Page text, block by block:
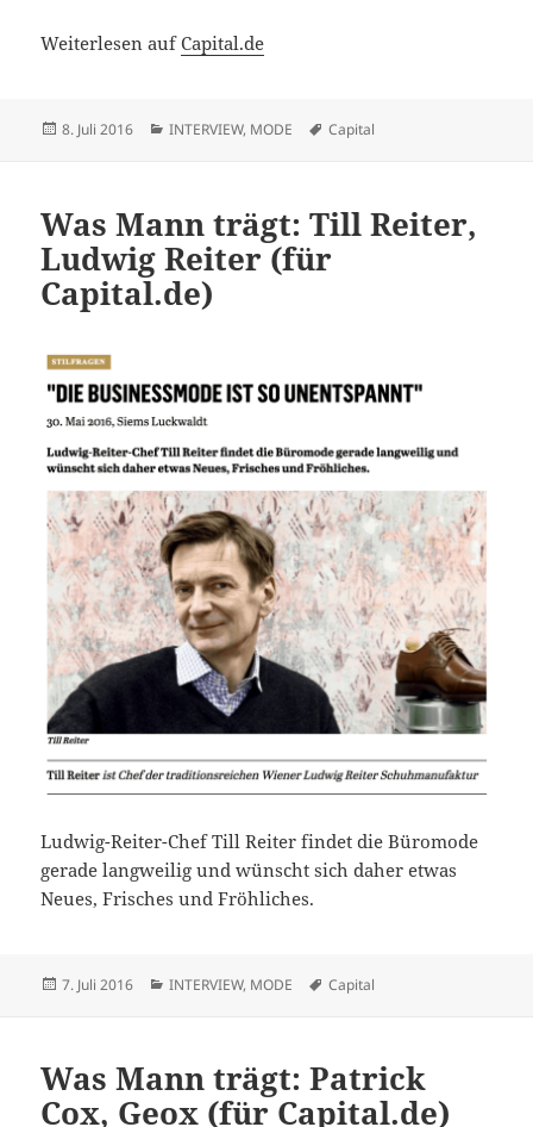
Weiterlesen aufCapital.de
Veröffentlicht
8. Juli 2016 Kategorien
INTERVIEW, MODE Schlagwörter
Capital
Was Mann trägt: Till Reiter,
Ludwig Reiter (für
Capital.de)
Ludwig-Reiter-Chef Till Reiter findet die Büromode
gerade langweilig und wünscht sich daher etwas
Neues, Frisches und Fröhliches.
Veröffentlicht
7. Juli 2016 Kategorien
INTERVIEW, MODE Schlagwörter
Capital
Was Mann trägt: Patrick
Cox, Geox (für Capital.de)